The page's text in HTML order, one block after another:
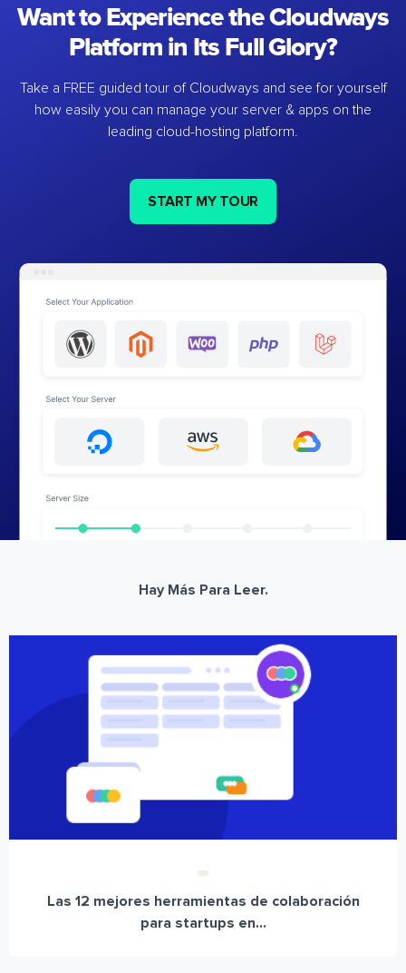
Want to Experience the Cloudways
Platform in Its Full Glory?
Take a FREE guided tour of Cloudways and see for yourself
how easily you can manage your server & apps on the
leading cloud-hosting platform.
START MY TOUR
Hay Más Para Leer.
Las 12 mejores herramientas de colaboración
para startups en...